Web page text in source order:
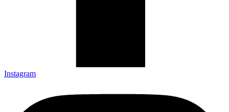
Instagram